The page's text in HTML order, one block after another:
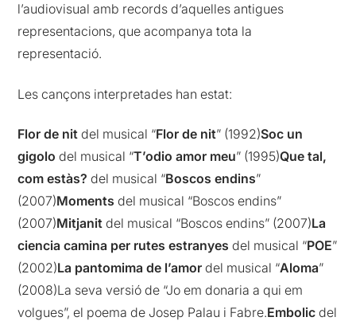
l’audiovisual amb records d’aquelles antigues
representacions, que acompanya tota la
representació.
Les cançons interpretades han estat:
Flor de nit del musical “Flor de nit” (1992)Soc un
gigolo del musical “T’odio amor meu” (1995)Que tal,
com estàs?del musical “Boscos endins”
(2007)Momentsdel musical “Boscos endins”
(2007)Mitjanitdel musical “Boscos endins” (2007)La
ciencia camina per rutes estranyesdel musical “POE”
(2002)La pantomima de l’amordel musical “Aloma”
(2008)La seva versió de “Jo em donaria a qui em
volgues”, el poema de Josep Palau i Fabre.Embolic del